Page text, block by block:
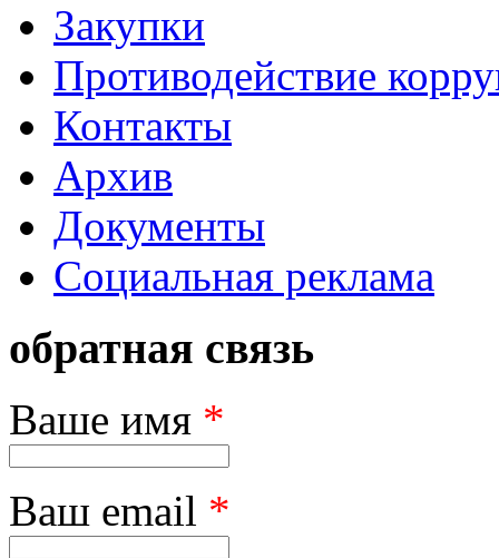
Закупки
Противодействие
Контакты
Архив
Документы
Социальная реклама
обратная связь
Ваше имя *
Ваш email *